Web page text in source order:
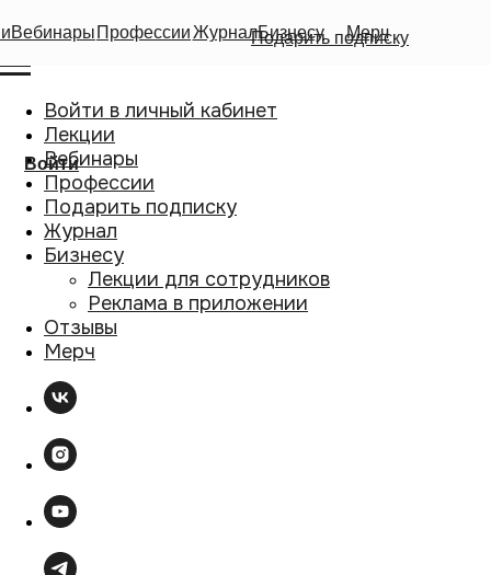
Вебинары Профессии Подарить подписку
ЖурналБизнесу Мерч
Войти
Войти в личный кабинет
Лекции
Вебинары
Профессии
Подарить подписку
Журнал
Бизнесу
Лекции для сотрудников
Реклама в приложении
Отзывы
Мерч